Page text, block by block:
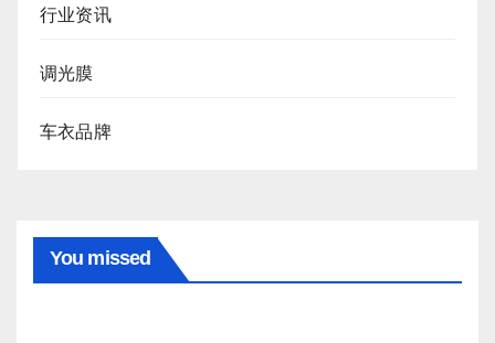
行业资讯
调光膜
车衣品牌
You missed